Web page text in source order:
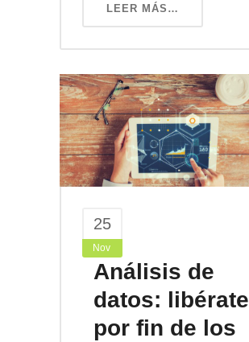
LEER MÁS…
25
Nov
Análisis de
datos: libérate
por fin de los